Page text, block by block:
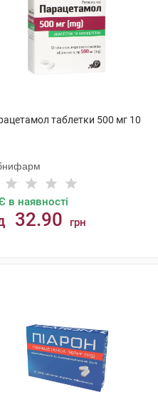
таблетки 500 мг 10
в наявності
32.90 грн